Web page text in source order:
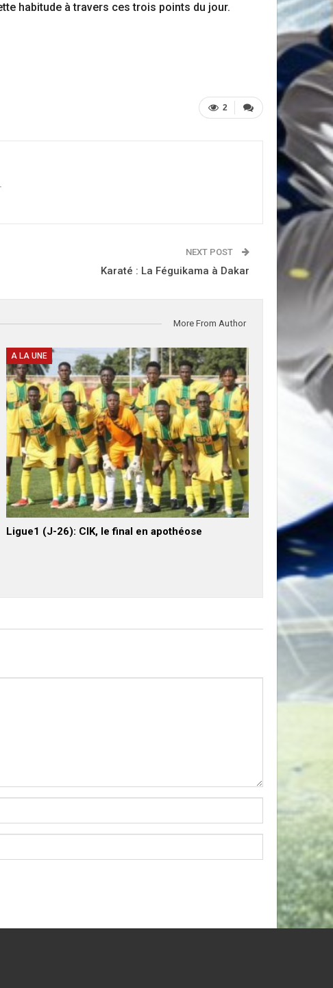
habitude à travers ces trois points du jour.
2
NEXT POST
Karaté : La Féguikama à Dakar
More From Author
A LA UNE
Ligue1 (J-26): CIK, le final en apothéose